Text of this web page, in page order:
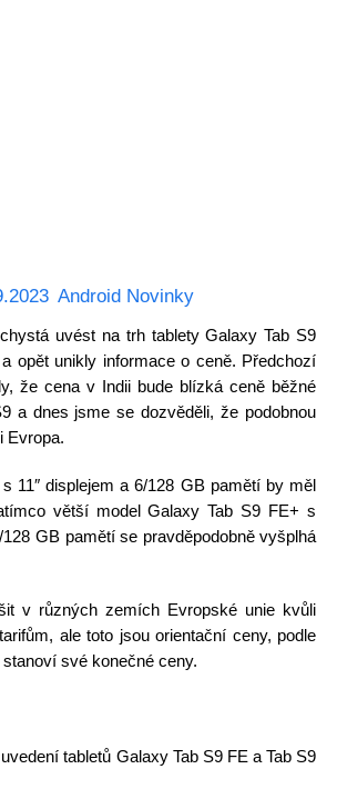
Android Novinky
uvést na trh tablety Galaxy Tab S9
opět unikly informace o ceně. Předchozí
že cena v Indii bude blízká ceně běžné
a dnes jsme se dozvěděli, že podobnou
Evropa.
11″ displejem a 6/128 GB pamětí by měl
větší model Galaxy Tab S9 FE+ s
128 GB pamětí se pravděpodobně vyšplhá
v různých zemích Evropské unie kvůli
ale toto jsou orientační ceny, podle
své konečné ceny.
tabletů Galaxy Tab S9 FE a Tab S9